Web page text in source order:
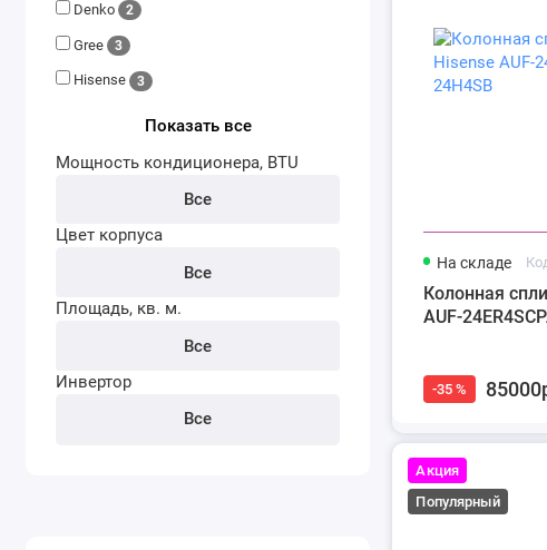
Denko 2
Gree 3
Hisense 3
Показать все
Мощность кондиционера, BTU
Все
Цвет корпуса
Все
Площадь, кв. м.
Все
Инвертор
Все
На складе
Колонная
AUF-
-35 %
Акция
Популярный